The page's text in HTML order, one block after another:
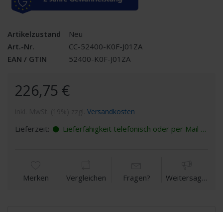
Artikelzustand
Neu
Art.-Nr.
CC-52400-K0F-J01ZA
EAN / GTIN
52400-K0F-J01ZA
226,75 €
Versandkosten
Lieferzeit: Lieferfähigkeit telefonisch oder per Mail erfragen
Merken Vergleichen Fragen? Weitersagen